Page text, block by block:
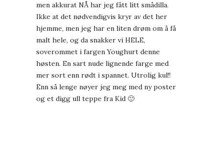
men akkurat NÅ har jeg fått litt smådilla.
Ikke at det nødvendigvis kryr av det her
hjemme, men jeg har en liten drøm om å få
malt hele, og da snakker vi HELE,
soverommet i fargen Youghurt denne
høsten. En sart nude lignende farge med
mer sort enn rødt i spannet. Utrolig kul!!
Enn så lenge nøyer jeg meg med ny poster
og et digg ull teppe fra Kid 🙂